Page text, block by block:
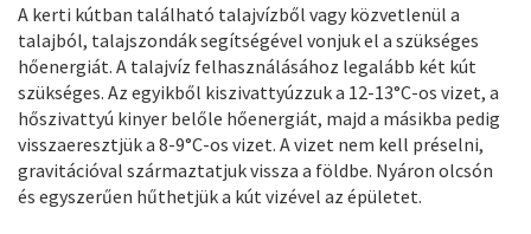
A kerti kútban található talajvízből vagy közvetlenül a
talajból, talajszondák segítségével vonjuk el a szükséges
hőenergiát. A talajvíz felhasználásához legalább két kút
szükséges. Az egyikből kiszivattyúzzuk a 12-13°C-os vizet, a
hőszivattyú kinyer belőle hőenergiát, majd a másikba pedig
visszaeresztjük a 8-9°C-os vizet. A vizet nem kell préselni,
gravitációval származtatjuk vissza a földbe. Nyáron olcsón
és egyszerűen hűthetjük a kút vizével az épületet.